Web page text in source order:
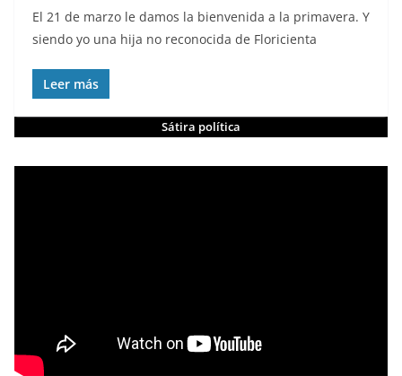
El 21 de marzo le damos la bienvenida a la primavera. Y
siendo yo una hija no reconocida de Floricienta
Leer más
Sátira política